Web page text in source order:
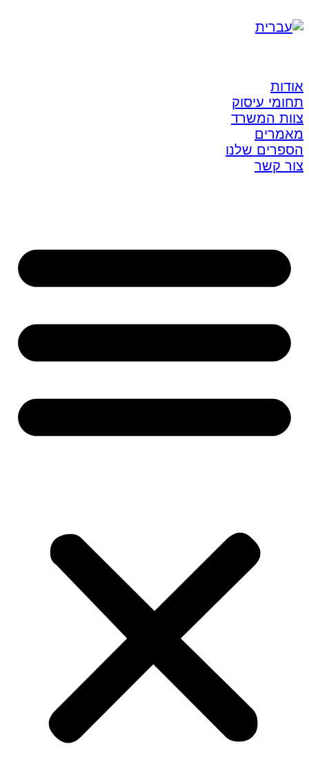
אודות
תחומי עיסוק
צוות המשרד
מאמרים
הספרים שלנו
צור קשר